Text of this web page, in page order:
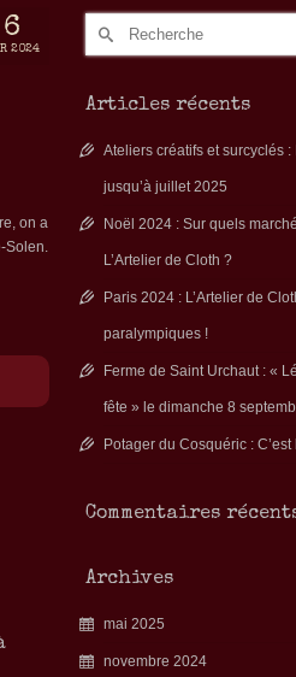
6
2024
on a
Solen.
Rechercher :
Articles récents
Ateliers créatifs et surcyclés
jusqu’à juillet 2025
Noël 2024 : Sur quels
L’Artelier de Cloth ?
Paris 2024 : L’Artelier de
paralympiques !
Ferme de Saint Urchaut : «
fête » le dimanche 8
Potager du Cosquéric :
Commentaires
Archives
mai 2025
novembre 2024